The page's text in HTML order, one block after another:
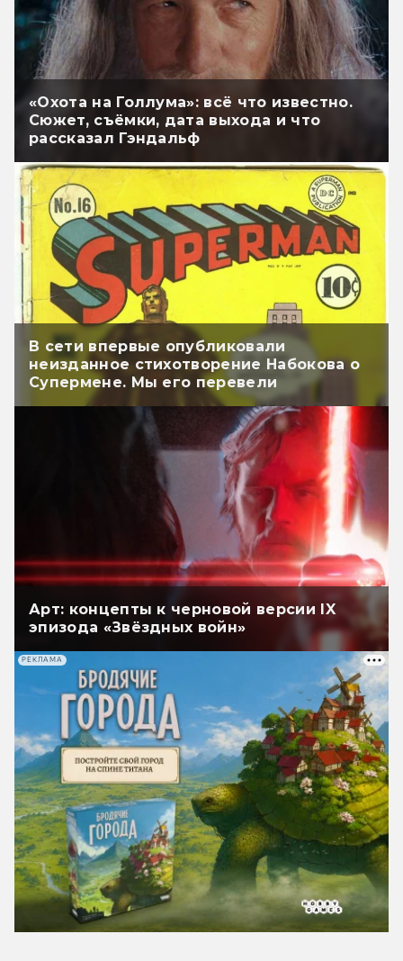
«Охота на Голлума»: всё что известно.
Сюжет, съёмки, дата выхода и что
рассказал Гэндальф
В сети впервые опубликовали
неизданное стихотворение Набокова о
Супермене. Мы его перевели
Арт: концепты к черновой версии IX
эпизода «Звёздных войн»
РЕКЛАМА